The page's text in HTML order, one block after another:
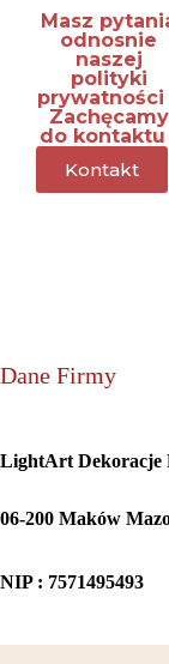
Masz
odnosnie
naszej
polityki
prywatności
Zachęcamy
do kontaktu
Kontakt
Dane Firmy
LightArt Dekoracje
06-200 Maków
NIP : 7571495493